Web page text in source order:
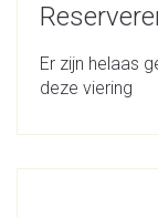
Er zijn helaas
deze viering